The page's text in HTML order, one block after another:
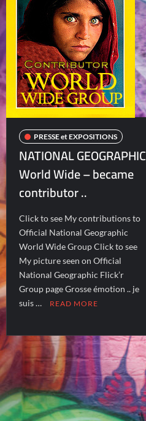
PRESSE et EXPOSITIONS
NATIONAL GEOGRAPHIC
World Wide – became
contributor ..
Click to see My contributions to
Official National Geographic
World Wide Group Click to see
My picture seen on Official
National Geographic Flick’r
Group page Grosse émotion .. je
suis …
READ MORE